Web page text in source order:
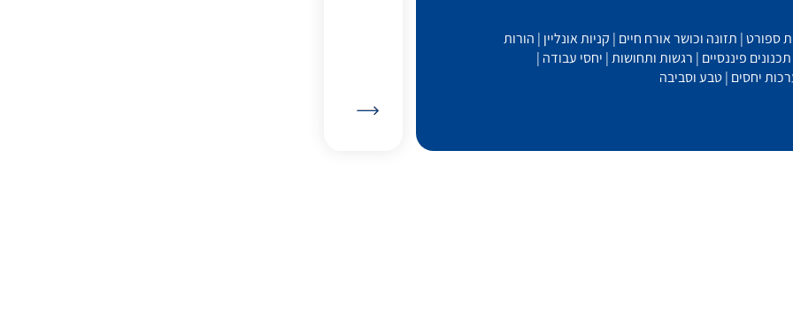
| תזונה וכושר אורח חיים | קניות אונליין | הורות
פיננסיים | רגשות ותחושות | יחסי עבודה |
יחסים | טבע וסביבה